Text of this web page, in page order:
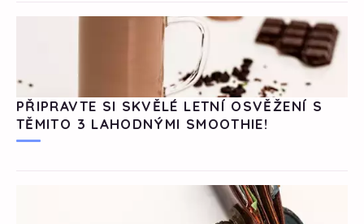
PŘIPRAVTE SI SKVĚLÉ LETNÍ OSVĚŽENÍ S
TĚMITO 3 LAHODNÝMI SMOOTHIE!